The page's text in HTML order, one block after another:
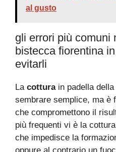
al gusto
gli errori più comuni
bistecca fiorentina
evitarli
La cotturain padella della
sembrare semplice, ma è
che compromettono il
più frequenti vi è la
che impedisce la
oppure al contrario un